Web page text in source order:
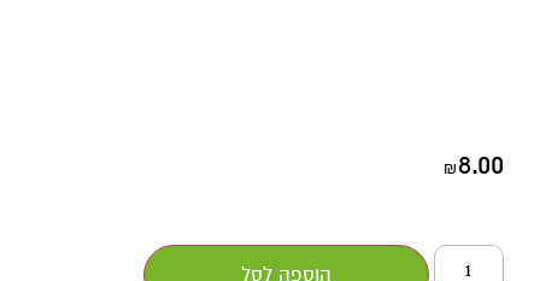
₪8.00
הוספה לסל